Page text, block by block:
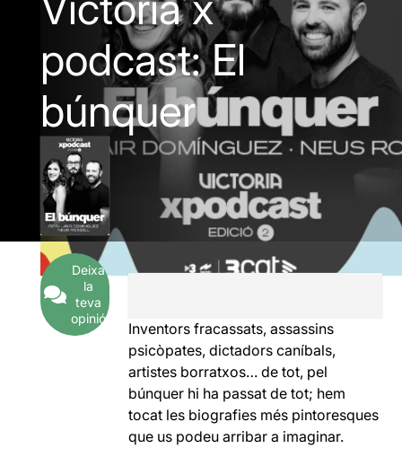
podcast: El
búnquer
Deixa
la
teva
opinió
Inventors fracassats, assassins
psicòpates, dictadors caníbals,
artistes borratxos… de tot, pel
búnquer hi ha passat de tot; hem
tocat les biografies més pintoresques
que us podeu arribar a imaginar.